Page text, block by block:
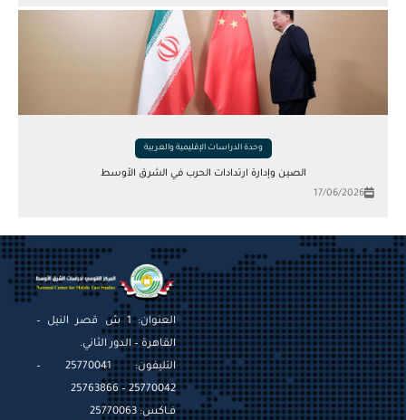
وحدة الدراسات الإقليمية والعربية
الصين وإدارة ارتدادات الحرب في الشرق الأوسط
17/06/2026
العنوان: 1 ش قصر النيل –
القاهرة – الدور الثاني.
التليفون: 25770041 –
25770042 – 25763866
فـاكس: 25770063